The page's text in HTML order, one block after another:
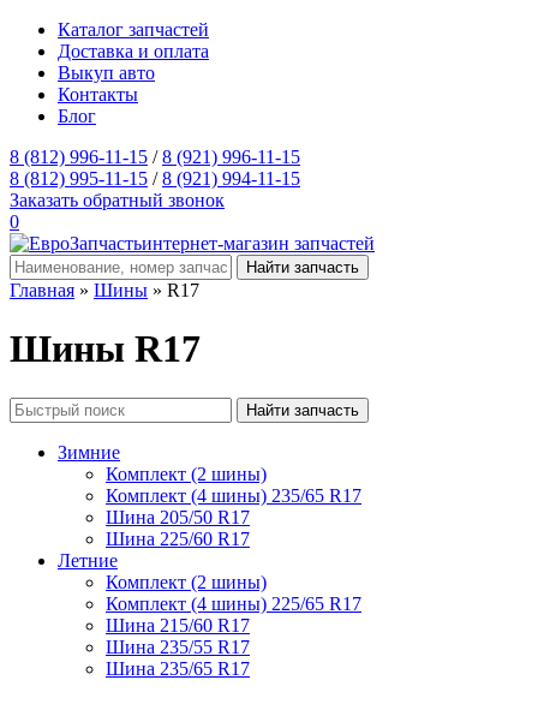
Каталог запчастей
Доставка и оплата
Выкуп авто
Контакты
Блог
8 (812) 996-11-15 /8 (921) 996-11-15
8 (812) 995-11-15 /8 (921) 994-11-15
Заказать обратный звонок
0
интернет-магазин запчастей
Главная » Шины » R17
Шины R17
Зимние
Комплект (2 шины)
Комплект (4 шины) 235/65 R17
Шина 205/50 R17
Шина 225/60 R17
Летние
Комплект (2 шины)
Комплект (4 шины) 225/65 R17
Шина 215/60 R17
Шина 235/55 R17
Шина 235/65 R17